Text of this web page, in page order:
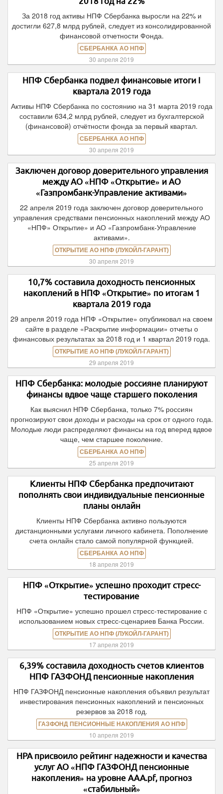
За 2018 год активы НПФ Сбербанка выросли на 22% и
достигли 627,8 млрд рублей, следует из консолидированной
финансовой отчетности Фонда.
СБЕРБАНКА АО НПФ
30 апреля 2019
НПФ Сбербанка подвел финансовые итоги I
квартала 2019 года
Активы НПФ Сбербанка по состоянию на 31 марта 2019 года
составили 634,2 млрд рублей, следует из бухгалтерской
(финансовой) отчётности фонда за первый квартал.
СБЕРБАНКА АО НПФ
30 апреля 2019
Заключен договор доверительного управления
между АО «НПФ «Открытие» и АО
«Газпромбанк-Управление активами»
22 апреля 2019 года заключен договор доверительного
управления средствами пенсионных накоплений между АО
«НПФ» Открытие» и АО «Газпромбанк-Управление
активами».
ОТКРЫТИЕ АО НПФ (ЛУКОЙЛ-ГАРАНТ)
30 апреля 2019
10,7% составила доходность пенсионных
накоплений в НПФ «Открытие» по итогам 1
квартала 2019 года
29 апреля 2019 года НПФ «Открытие» опубликовал на своем
сайте в разделе «Раскрытие информации» отчеты о
финансовых результатах за 2018 год и 1 квартал 2019 года.
ОТКРЫТИЕ АО НПФ (ЛУКОЙЛ-ГАРАНТ)
29 апреля 2019
НПФ Сбербанка: молодые россияне планируют
финансы вдвое чаще старшего поколения
Как выяснил НПФ Сбербанка, только 7% россиян
прогнозируют свои доходы и расходы на срок от одного года.
Молодые люди распределяют финансы на год вперед вдвое
чаще, чем старшее поколение.
СБЕРБАНКА АО НПФ
25 апреля 2019
Клиенты НПФ Сбербанка предпочитают
пополнять свои индивидуальные пенсионные
планы онлайн
Клиенты НПФ Сбербанка активно пользуются
дистанционными услугами личного кабинета. Пополнение
счета онлайн стало самой популярной функцией.
СБЕРБАНКА АО НПФ
18 апреля 2019
НПФ «Открытие» успешно проходит стресс-
тестирование
НПФ «Открытие» успешно прошел стресс-тестирование с
использованием новых стресс-сценариев Банка России.
ОТКРЫТИЕ АО НПФ (ЛУКОЙЛ-ГАРАНТ)
17 апреля 2019
6,39% составила доходность счетов клиентов
НПФ ГАЗФОНД пенсионные накопления
НПФ ГАЗФОНД пенсионные накопления объявил результат
инвестирования пенсионных накоплений и пенсионных
резервов за 2018 год.
ГАЗФОНД ПЕНСИОННЫЕ НАКОПЛЕНИЯ АО НПФ
10 апреля 2019
НРА присвоило рейтинг надежности и качества
услуг АО «НПФ ГАЗФОНД пенсионные
накопления» на уровне ААА.pf, прогноз
«стабильный»